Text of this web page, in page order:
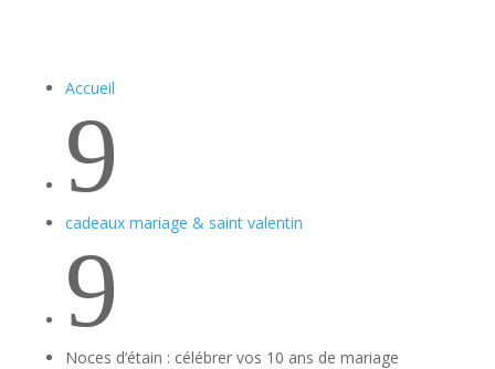
Accueil
9
cadeaux mariage & saint valentin
9
Noces d’étain : célébrer vos 10 ans de mariage